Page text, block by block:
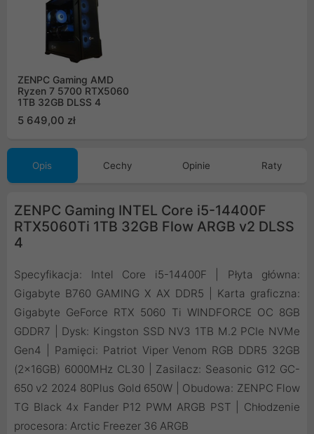
ZENPC Gaming AMD
Ryzen 7 5700 RTX5060
1TB 32GB DLSS 4
5 649,00 zł
Opis Cechy Opinie Raty
ZENPC Gaming INTEL Core i5-14400F
RTX5060Ti 1TB 32GB Flow ARGB v2 DLSS
4
Specyfikacja: Intel Core i5-14400F | Płyta główna:
Gigabyte B760 GAMING X AX DDR5 | Karta graficzna:
Gigabyte GeForce RTX 5060 Ti WINDFORCE OC 8GB
GDDR7 | Dysk: Kingston SSD NV3 1TB M.2 PCIe NVMe
Gen4 | Pamięci: Patriot Viper Venom RGB DDR5 32GB
(2x16GB) 6000MHz CL30 | Zasilacz: Seasonic G12 GC-
650 v2 2024 80Plus Gold 650W | Obudowa: ZENPC Flow
TG Black 4x Fander P12 PWM ARGB PST | Chłodzenie
procesora: Arctic Freezer 36 ARGB